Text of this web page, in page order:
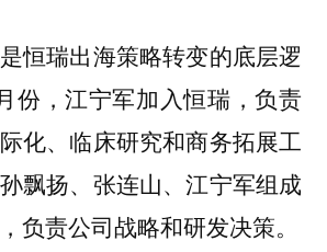
恒瑞出海策略转变的底层逻
份，江宁军加入恒瑞，负责
化、临床研究和商务拓展工
飘扬、张连山、江宁军组成
负责公司战略和研发决策。